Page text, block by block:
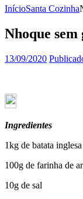
InícioSanta Cozinha
Nhoque sem
13/09/2020
Ingredientes
1kg de batata
100g de farinha de
10g de sal